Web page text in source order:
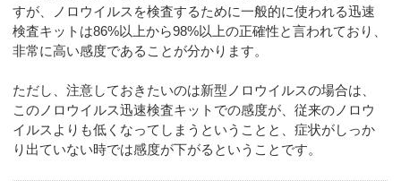
すが、ノロウイルスを検査するために一般的に使われる迅速
検査キットは86%以上から98%以上の正確性と言われており、
非常に高い感度であることが分かります。
ただし、注意しておきたいのは新型ノロウイルスの場合は、
このノロウイルス迅速検査キットでの感度が、従来のノロウ
イルスよりも低くなってしまうということと、症状がしっか
り出ていない時では感度が下がるということです。